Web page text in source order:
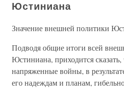
Юстиниана
Значение внешней политики
Подводя общие итоги всей
Юстиниана, приходится
напряженные войны, в
его надеждам и планам,